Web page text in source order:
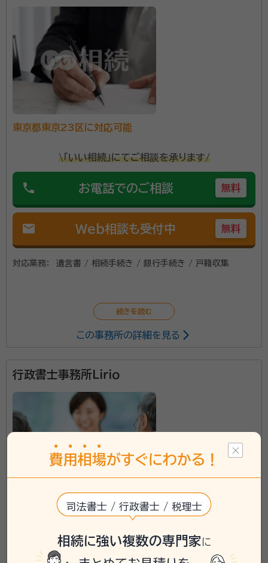
13:00-22:00 土・日・祝 11:00-22:00
所属団体： 東京都行政書士会
東京都東京23区に対応可能
\「いい相続」にてご相談を承ります/
phone お電話でのご相談 無料
mail Web相談も受付中 無料
対応業務： 遺言書 / 相続手続き / 銀行手続き / 戸籍収集
この事務所の詳細を見る
行政書士事務所Ｌｉｒｉｏ
東京都東京23区に対応可能
\「いい相続」にてご相談を承ります/
費用 相場がすぐにわかる！
司法書士 / 行政書士 / 税理士
相続に強い複数の専門家に